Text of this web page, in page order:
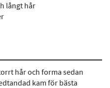
långt hår
hår och forma sedan
kam för bästa